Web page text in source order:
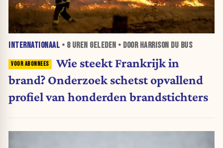
INTERNATIONAAL • 8 UREN GELEDEN • DOOR HARRISON DU BUS
Wie steekt Frankrijk in
brand? Onderzoek schetst opvallend
profiel van honderden brandstichters